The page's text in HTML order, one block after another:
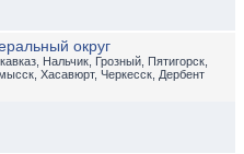
округ
Нальчик, Грозный, Пятигорск,
Хасавюрт, Черкесск, Дербент